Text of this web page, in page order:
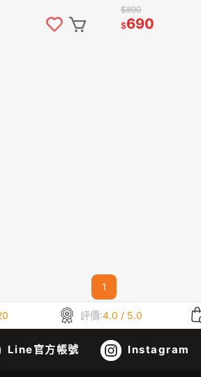
納盒TS65 官方原
納盒 牙刷架 TS22
原廠直送
$890
$690
1
評價:4.0 / 5.0
Line官方帳號 Instagram